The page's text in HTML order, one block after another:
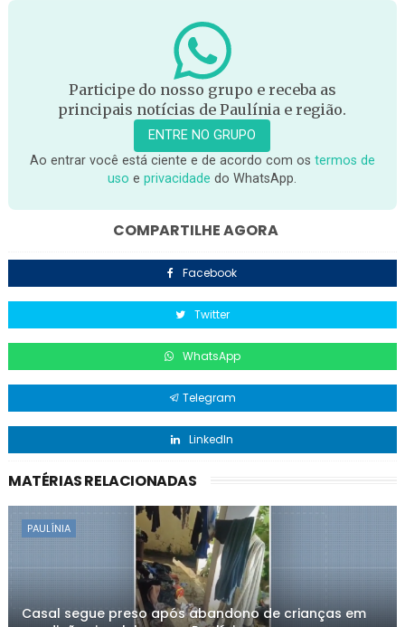
Participe do nosso grupo e receba as
principais notícias de Paulínia e região.
ENTRE NO GRUPO
Ao entrar você está ciente e de acordo com os termos de
uso eprivacidade do WhatsApp.
COMPARTILHE AGORA
Facebook
Twitter
WhatsApp
Telegram
LinkedIn
MATÉRIAS RELACIONADAS
PAULÍNIA
Casal segue preso após abandono de crianças em